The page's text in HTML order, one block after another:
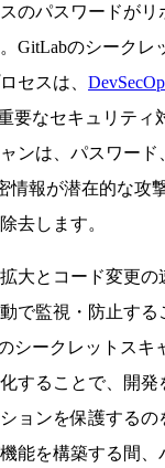
のパスワードがリ
GitLabのシークレ
セスは、
要なセキュリティ
ンは、パスワード
情報が潜在的な攻
去します。
大とコード変更
で監視・防止す
シークレットスキ
することで、開
ョンを保護する
能を構築する間